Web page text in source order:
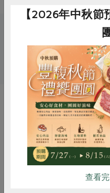
# 元榆 #
你可能
惜食 RPET
雞蛋 食安
【2026年中秋
查看完